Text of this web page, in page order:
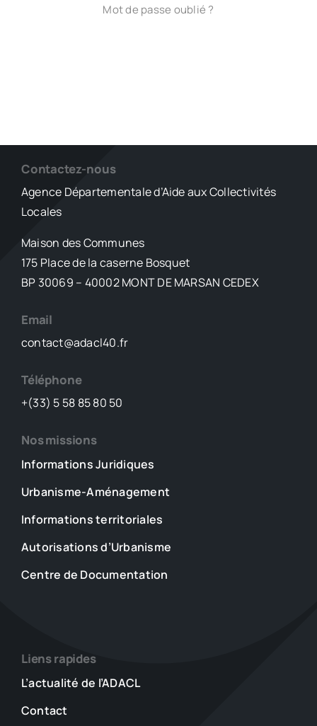
Mot de passe oublié ?
Contactez-nous
Agence Départementale d’Aide aux Collectivités
Locales
Maison des Communes
175 Place de la caserne Bosquet
BP 30069 – 40002 MONT DE MARSAN CEDEX
Email
contact@adacl40.fr
Téléphone
+(33) 5 58 85 80 50
Nos missions
Informations Juridiques
Urbanisme-Aménagement
Informations territoriales
Autorisations d’Urbanisme
Centre de Documentation
Liens rapides
L’actualité de l’ADACL
Contact